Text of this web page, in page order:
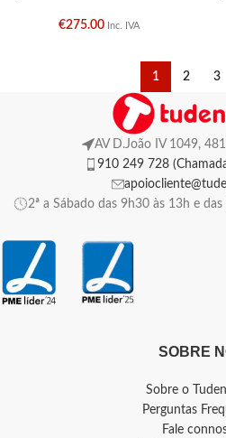
€275.00 Inc. IVA
1 2 3
AV D.João IV 1049,
910 249 728
2ª a Sábado das 9h30 às 13h e
SOBRE
Sobre o
Perguntas
Fale